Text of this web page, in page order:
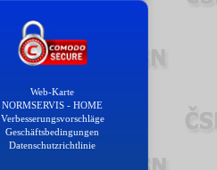
Web-Karte
NORMSERVIS - HOME
Verbesserungsvorschläge
Geschäftsbedingungen
Datenschutzrichtlinie